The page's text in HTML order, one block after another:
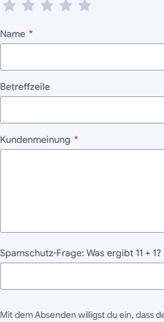
Name *
Betreffzeile
Kundenmeinung *
Spamschutz-Frage: Was ergibt 11 + 1?
Mit dem Absenden willigst du ein, dass